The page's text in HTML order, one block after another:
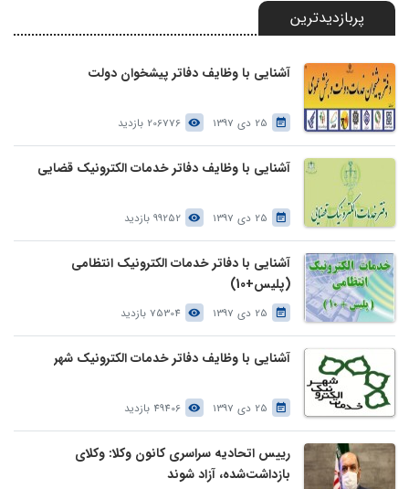
پربازدیدترین
آشنایی با وظایف دفاتر پیشخوان دولت
25 دی 1397 206776 بازدید
آشنایی با وظایف دفاتر خدمات الکترونیک قضایی
25 دی 1397 99252 بازدید
آشنایی با دفاتر خدمات الکترونیک انتظامی
(پلیس+10)
25 دی 1397 75304 بازدید
آشنایی با وظایف دفاتر خدمات الکترونیک شهر
25 دی 1397 49406 بازدید
رییس اتحادیه سراسری کانون وکلا: وکلای
بازداشت‌شده، آزاد شوند